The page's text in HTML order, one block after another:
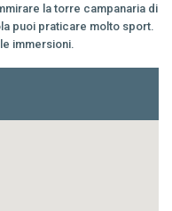
la torre campanaria di
puoi praticare molto sport.
immersioni.